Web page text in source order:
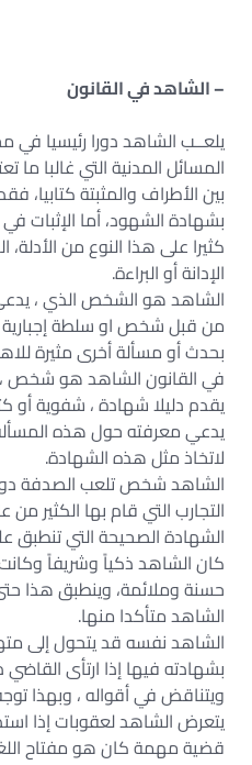
– الشاهد في القانون
يلعــب الشاهد دورا رئيسيا في
المسائل المدنية التي غالبا ما
بين الأطراف والمثبتة كتابيا،
بشهادة الشهود، أما الإثبات
كثيرا على هذا النوع من
الإدانة أو البراءة.
الشاهد هو الشخص الذي ،
من قبل شخص او سلطة إجبارية
بحدث أو مسألة أخرى مثيرة
في القانون الشاهد هو شخص ،
يقدم دليلا شهادة ، شفوية أو
يدعي معرفته حول هذه
لاتخاذ مثل هذه الشهادة.
الشاهد شخص تلعب الصدفة
التجارب التي قام بها الكثير
الشهادة الصحيحة التي تنطبق
كان الشاهد ذكياً وشريفاً
حسنة وملائمة، وينطبق هذا
الشاهد متأكدا منها.
الشاهد نفسه قد يتحول إلى
بشهادته فيها إذا ارتأى
ويتناقض في أقواله ، وبهذا
يتعرض الشاهد لعقوبات إذا
قضية مهمة كان هو مفتاح